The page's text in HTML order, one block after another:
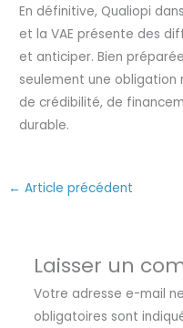
En définitive, Qualiopi
et la VAE présente des
et anticiper. Bien
seulement une obligation
de crédibilité, de
durable.
← Article précédent
Laisser un
Votre adresse e-mail
obligatoires sont